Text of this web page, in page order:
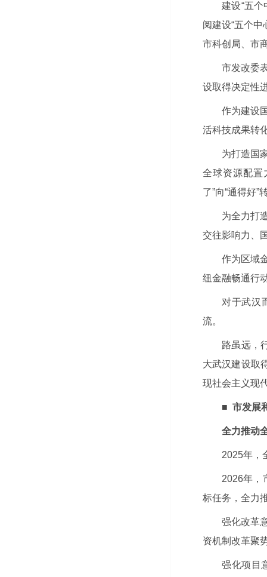
建设“五
阅建设“五个
市科创局、市
市发改委
设取得决定性
作为建设
活科技成果转
为打造国
全球资源配置
了”向“通得好”
为全力打
交往影响力、
作为区域
纽金融畅通行
对于武汉
流。
路虽远，
大武汉建设取
现社会主义现
■ 市发展
全力推动
2025年，
2026年，
标任务，全力
强化改革
资机制改革聚
强化项目